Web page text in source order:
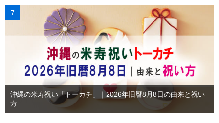
沖縄の米寿祝い「トーカチ」｜2026年旧暦8月8日の由来と祝い
方